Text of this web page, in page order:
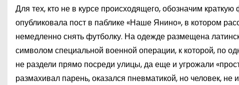
Для тех, кто не в курсе происходящего, обозначим
опубликовала пост в паблике «Наше Янино», в котором
немедленно снять футболку. На одежде размещена
символом специальной военной операции, к которой, по
не раздели прямо посреди улицы, да еще и угрожали
размахивал парень, оказался пневматикой, но человек,